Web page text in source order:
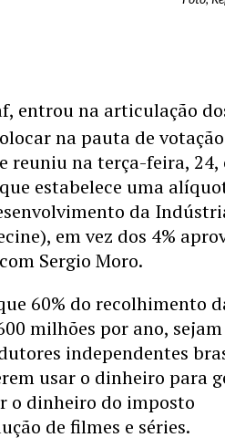
entrou na articulação
na pauta de
reuniu na terça-feira, 24,
estabelece uma
da
em vez dos 4%
Sergio Moro.
60% do recolhimento
milhões por ano, sejam
independentes
usar o dinheiro para
o dinheiro do imposto
de filmes e séries.